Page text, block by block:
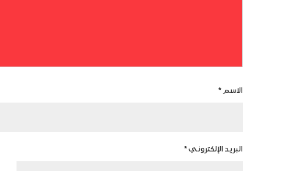
الاسم *
البريد الإلكتروني*